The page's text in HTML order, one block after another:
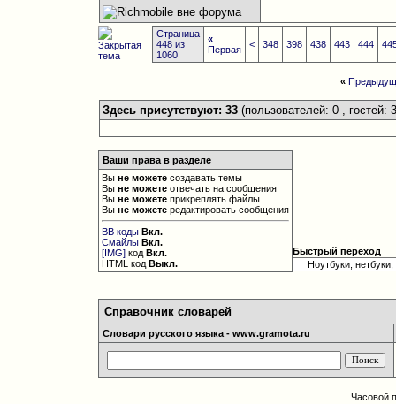
Страница
448 из
1060
«
Первая
< 348 398 438 443 444
«
Здесь присутствуют: 33 (пользователей: 0 , гостей:
Ваши права в разделе
Выне можете создавать темы
Выне можете отвечать на сообщения
Выне можете прикреплять файлы
Выне можете редактировать сообщения
BB коды Вкл.
Смайлы Вкл.
[IMG] кодВкл.
HTML кодВыкл.
Быстрый переход
Справочник словарей
Словари русского языка - www.gramota.ru
Часовой